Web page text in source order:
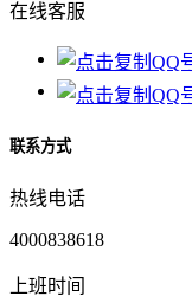
在线客服
联系方式
热线电话
4000838618
上班时间